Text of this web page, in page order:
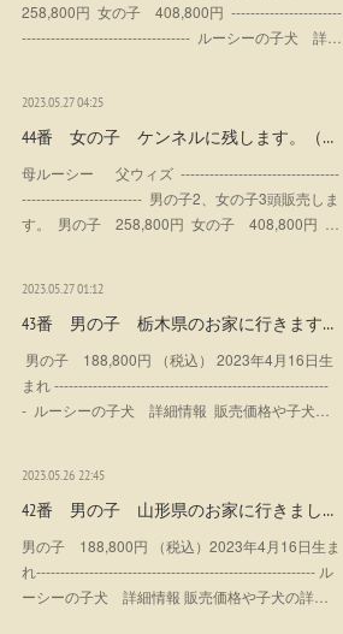
258,800円 女の子 408,800円 -----------------------
----------------------------------- ルーシーの子犬 詳…
2023.05.27 04:25
44番 女の子 ケンネルに残します。（…
母ルーシー 父ウィズ ---------------------------------
------------------------- 男の子2、女の子3頭販売しま
す。 男の子 258,800円 女の子 408,800円 …
2023.05.27 01:12
43番 男の子 栃木県のお家に行きます…
男の子 188,800円 （税込） 2023年4月16日生
まれ ---------------------------------------------------------
- ルーシーの子犬 詳細情報 販売価格や子犬…
2023.05.26 22:45
42番 男の子 山形県のお家に行きまし…
男の子 188,800円 （税込）2023年4月16日生ま
れ---------------------------------------------------------- ル
ーシーの子犬 詳細情報 販売価格や子犬の詳…